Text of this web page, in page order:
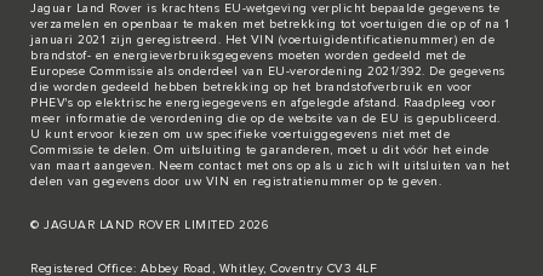
Jaguar Land Rover is krachtens EU-wetgeving verplicht bepaalde gegevens te
verzamelen en openbaar te maken met betrekking tot voertuigen die op of na 1
januari 2021 zijn geregistreerd. Het VIN (voertuigidentificatienummer) en de
brandstof- en energieverbruiksgegevens moeten worden gedeeld met de
Europese Commissie als onderdeel van EU-verordening 2021/392. De gegevens
die worden gedeeld hebben betrekking op het brandstofverbruik en voor
PHEV's op elektrische energiegegevens en afgelegde afstand. Raadpleeg voor
meer informatie de verordening die op de website van de EU is gepubliceerd.
U kunt ervoor kiezen om uw specifieke voertuiggegevens niet met de
Commissie te delen. Om uitsluiting te garanderen, moet u dit vóór het einde
van maart aangeven. Neem contact met ons op als u zich wilt uitsluiten van het
delen van gegevens door uw VIN en registratienummer op te geven.
© JAGUAR LAND ROVER LIMITED 2026
Registered Office: Abbey Road, Whitley, Coventry CV3 4LF